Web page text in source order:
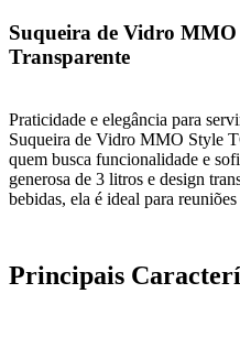
Suqueira de Vidro
Transparente
Praticidade e elegância para
Suqueira de Vidro MMO Style
quem busca funcionalidade e
generosa de 3 litros e design
bebidas, ela é ideal para
Principais